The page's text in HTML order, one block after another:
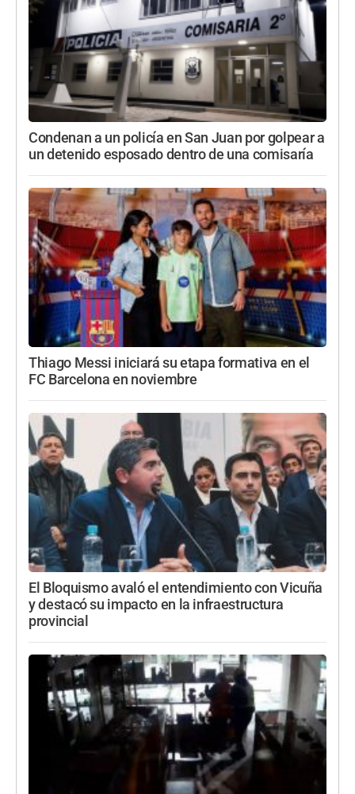
Condenan a un policía en San Juan por golpear a
un detenido esposado dentro de una comisaría
Thiago Messi iniciará su etapa formativa en el
FC Barcelona en noviembre
El Bloquismo avaló el entendimiento con Vicuña
y destacó su impacto en la infraestructura
provincial